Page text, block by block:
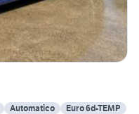
Automatico
Euro 6d-TEMP